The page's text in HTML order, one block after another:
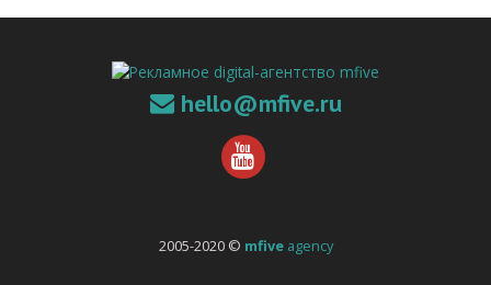
hello@mfive.ru
2005-2020 © mfiveagency